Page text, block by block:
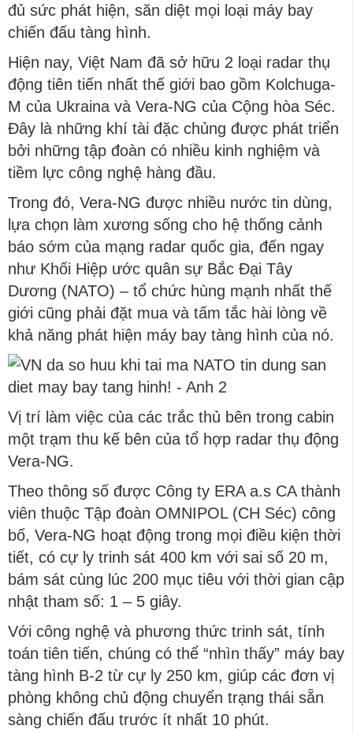
đủ sức phát hiện, săn diệt mọi loại máy bay
chiến đấu tàng hình.
Hiện nay, Việt Nam đã sở hữu 2 loại radar thụ
động tiên tiến nhất thế giới bao gồm Kolchuga-
M của Ukraina và Vera-NG của Cộng hòa Séc.
Đây là những khí tài đặc chủng được phát triển
bởi những tập đoàn có nhiều kinh nghiệm và
tiềm lực công nghệ hàng đầu.
Trong đó, Vera-NG được nhiều nước tin dùng,
lựa chọn làm xương sống cho hệ thống cảnh
báo sớm của mạng radar quốc gia, đến ngay
như Khối Hiệp ước quân sự Bắc Đại Tây
Dương (NATO) – tổ chức hùng mạnh nhất thế
giới cũng phải đặt mua và tấm tắc hài lòng về
khả năng phát hiện máy bay tàng hình của nó.
Vị trí làm việc của các trắc thủ bên trong cabin
một trạm thu kế bên của tổ hợp radar thụ động
Vera-NG.
Theo thông số được Công ty ERA a.s CA thành
viên thuộc Tập đoàn OMNIPOL (CH Séc) công
bố, Vera-NG hoạt động trong mọi điều kiện thời
tiết, có cự ly trinh sát 400 km với sai số 20 m,
bám sát cùng lúc 200 mục tiêu với thời gian cập
nhật tham số: 1 – 5 giây.
Với công nghệ và phương thức trinh sát, tính
toán tiên tiến, chúng có thể “nhìn thấy” máy bay
tàng hình B-2 từ cự ly 250 km, giúp các đơn vị
phòng không chủ động chuyển trạng thái sẵn
sàng chiến đấu trước ít nhất 10 phút.